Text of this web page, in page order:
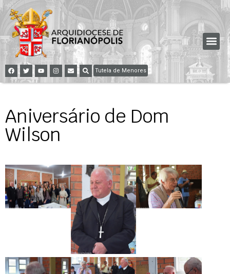
Tutela de Menores
Aniversário de Dom
Wilson